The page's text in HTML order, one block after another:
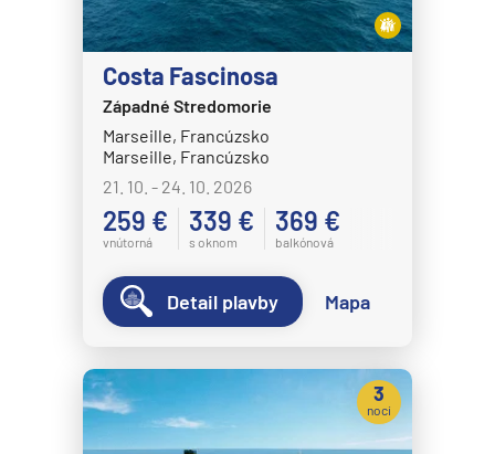
MSC Virtuosa
MSC World America
MSC World Asia
MSC World Atlantic
MSC World Europa
Norwegian Cruise Line
Norwegian Aqua
Norwegian Aura
Norwegian Bliss
Norwegian Dawn
Norwegian Encore
Costa Fascinosa
Západné Stredomorie
Marseille, Francúzsko
Marseille, Francúzsko
21. 10. - 24. 10. 2026
259 €
vnútorná
339 €
s oknom
369 €
balkónová
Detail plavby Mapa
3
noci